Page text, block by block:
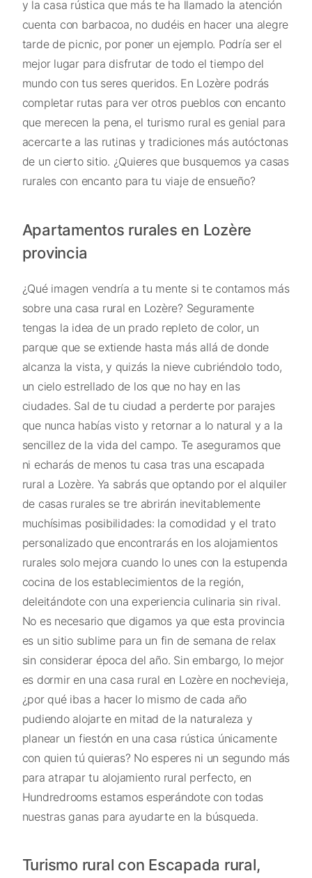
y la casa rústica que más te ha llamado la atención
cuenta con barbacoa, no dudéis en hacer una alegre
tarde de picnic, por poner un ejemplo. Podría ser el
mejor lugar para disfrutar de todo el tiempo del
mundo con tus seres queridos. En Lozère podrás
completar rutas para ver otros pueblos con encanto
que merecen la pena, el turismo rural es genial para
acercarte a las rutinas y tradiciones más autóctonas
de un cierto sitio. ¿Quieres que busquemos ya casas
rurales con encanto para tu viaje de ensueño?
Apartamentos rurales en Lozère
provincia
¿Qué imagen vendría a tu mente si te contamos más
sobre una casa rural en Lozère? Seguramente
tengas la idea de un prado repleto de color, un
parque que se extiende hasta más allá de donde
alcanza la vista, y quizás la nieve cubriéndolo todo,
un cielo estrellado de los que no hay en las
ciudades. Sal de tu ciudad a perderte por parajes
que nunca habías visto y retornar a lo natural y a la
sencillez de la vida del campo. Te aseguramos que
ni echarás de menos tu casa tras una escapada
rural a Lozère. Ya sabrás que optando por el alquiler
de casas rurales se tre abrirán inevitablemente
muchísimas posibilidades: la comodidad y el trato
personalizado que encontrarás en los alojamientos
rurales solo mejora cuando lo unes con la estupenda
cocina de los establecimientos de la región,
deleitándote con una experiencia culinaria sin rival.
No es necesario que digamos ya que esta provincia
es un sitio sublime para un fin de semana de relax
sin considerar época del año. Sin embargo, lo mejor
es dormir en una casa rural en Lozère en nochevieja,
¿por qué ibas a hacer lo mismo de cada año
pudiendo alojarte en mitad de la naturaleza y
planear un fiestón en una casa rústica únicamente
con quien tú quieras? No esperes ni un segundo más
para atrapar tu alojamiento rural perfecto, en
Hundredrooms estamos esperándote con todas
nuestras ganas para ayudarte en la búsqueda.
Turismo rural con Escapada rural,